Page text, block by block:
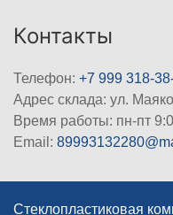
Контакты
Телефон: +7 999 318-
Адрес склада: ул.
Время работы: пн-пт
Email:
Стеклопластиковая